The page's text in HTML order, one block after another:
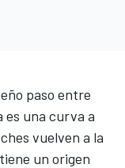
paso entre
es una curva a
vuelven a la
un origen